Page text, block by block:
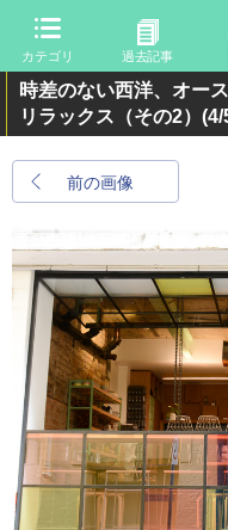
カテゴリ 過去記事
時差のない西洋、オー
リラックス（その2） (4/
前の画像